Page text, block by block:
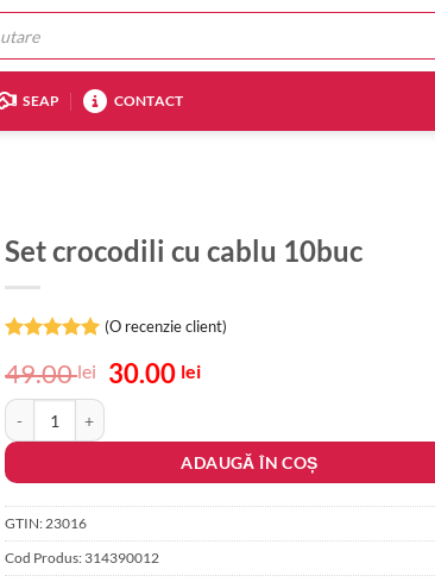
SEAP CONTACT
Set crocodili cu cablu 10buc
5din 5 pe
singure
evaluări
(O recenzie client)
49.00lei
Prețul
fost:
49.00 lei.
30.00 leiPrețul
30.00 lei.
Cantitate Set crocodili cu cablu 10buc
ADAUGĂ ÎN COȘ
GTIN: 23016
Cod Produs: 314390012